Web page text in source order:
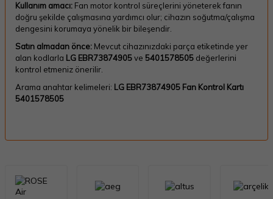
Kullanım amacı: Fan motor kontrol süreçlerini yöneterek fanın
doğru şekilde çalışmasına yardımcı olur; cihazın soğutma/çalışma
dengesini korumaya yönelik bir bileşendir.
Satın almadan önce: Mevcut cihazınızdaki parça etiketinde yer
alan kodlarla LG EBR73874905ve 5401578505 değerlerini
kontrol etmeniz önerilir.
Arama anahtar kelimeleri: LG EBR73874905 Fan Kontrol Kartı
5401578505